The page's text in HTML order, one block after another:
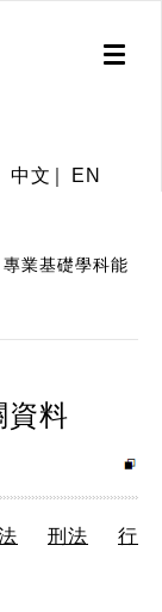
Toggle
中文 EN
專業基礎學科能
資料
刑法
行